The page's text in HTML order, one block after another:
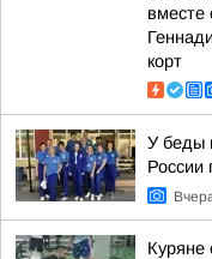
вместе
корт
У беды
России